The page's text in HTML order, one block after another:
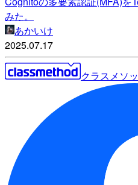
みた。
あかいけ
2025.07.17
クラスメソ